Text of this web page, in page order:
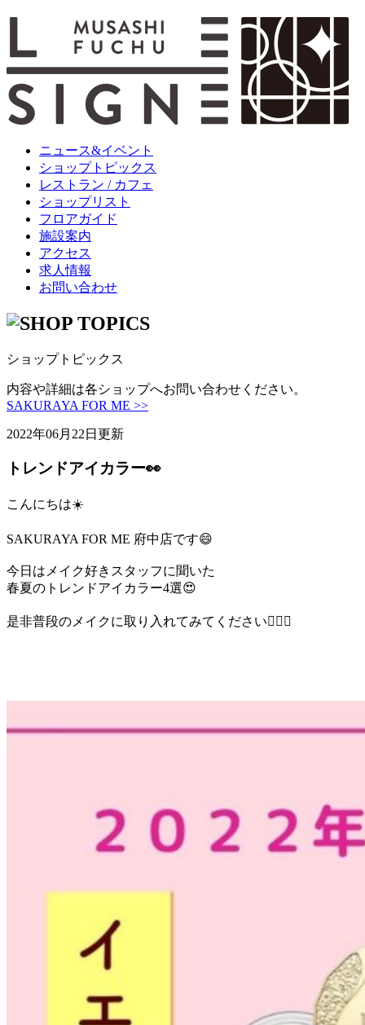
ニュース&イベント
ショップトピックス
レストラン / カフェ
ショップリスト
フロアガイド
施設案内
アクセス
求人情報
お問い合わせ
ショップトピックス
内容や詳細は各ショップへお問い合わせください。
SAKURAYA FOR ME >>
2022年06月22日更新
トレンドアイカラー👀
こんにちは☀️
SAKURAYA FOR ME 府中店です😄
今日はメイク好きスタッフに聞いた
春夏のトレンドアイカラー4選😍
是非普段のメイクに取り入れてみてください🧏🏻‍♀️